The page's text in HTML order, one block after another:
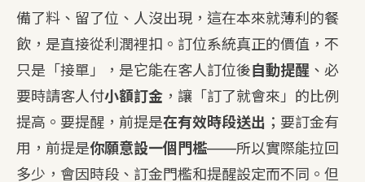
備了料、留了位、人沒出現，這在本來就薄利的餐
飲，是直接從利潤裡扣。訂位系統真正的價值，不
只是「接單」，是它能在客人訂位後自動提醒 、必
要時請客人付小額訂金 ，讓「訂了就會來」的比例
提高。要提醒，前提是在有效時段送出 ；要訂金有
用，前提是你願意設一個門檻——所以實際能拉回
多少，會因時段、訂金門檻和提醒設定而不同。但